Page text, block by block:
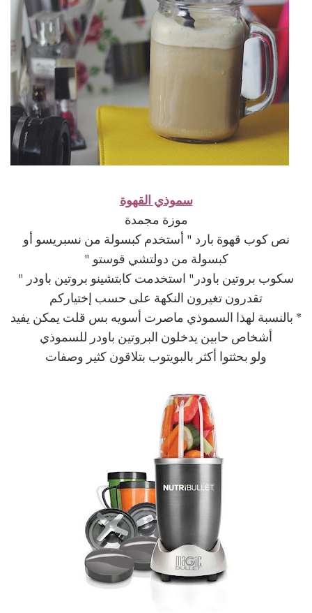
سموذي القهوة
موزة مجمدة
نص كوب قهوة بارد " أستخدم كبسولة من نسبريسو أو
كبسولة من دولتشي قوستو "
سكوب بروتين باودر" استخدمت كابتشينو بروتين باودر "
تقدرون تغيرون النكهة على حسب إختياركم
* بالنسبة لهذا السموذي ماصرت أسويه بس قلت يمكن يفيد
أشخاص حابين يدخلون البروتين باودر للسموذي
ولو بحثتوا أكثر بالبويتوب بتلاقون كثير وصفات